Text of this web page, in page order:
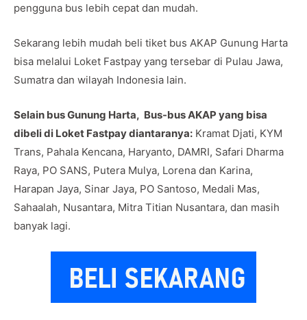
pengguna bus lebih cepat dan mudah.
Sekarang lebih mudah beli tiket bus AKAP Gunung Harta
bisa melalui Loket Fastpay yang tersebar di Pulau Jawa,
Sumatra dan wilayah Indonesia lain.
Selain bus Gunung Harta, Bus-bus AKAP yang bisa
dibeli di Loket Fastpay diantaranya: Kramat Djati, KYM
Trans, Pahala Kencana, Haryanto, DAMRI, Safari Dharma
Raya, PO SANS, Putera Mulya, Lorena dan Karina,
Harapan Jaya, Sinar Jaya, PO Santoso, Medali Mas,
Sahaalah, Nusantara, Mitra Titian Nusantara, dan masih
banyak lagi.